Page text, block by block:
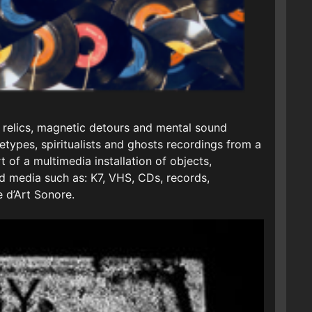
magnetic detours and mental sound
spiritualists and ghosts recordings from a
of a multimedia installation of objects,
such as: K7, VHS, CDs, records,
Sonore.